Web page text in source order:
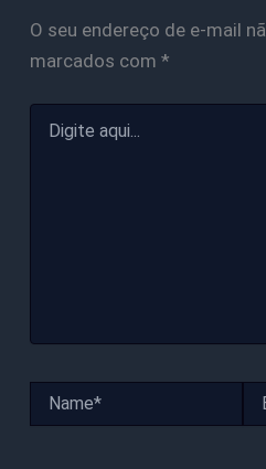
O seu endereço de e-mail
marcados com *
aqui...